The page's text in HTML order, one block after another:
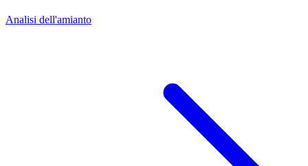
Analisi dell'amianto